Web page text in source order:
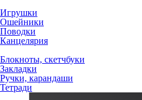
Игрушки
Ошейники
Поводки
Канцелярия
Блокноты, скетчбуки
Закладки
Ручки, карандаши
Тетради